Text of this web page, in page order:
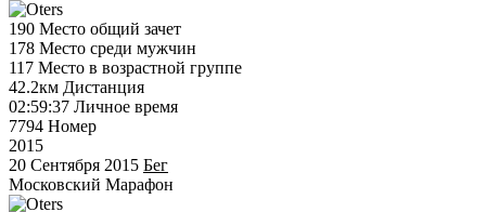
190 Место общий зачет
178 Место среди мужчин
117 Место в возрастной группе
42.2км Дистанция
02:59:37 Личное время
7794 Номер
2015
20 Сентября 2015 Бег
Московский Марафон